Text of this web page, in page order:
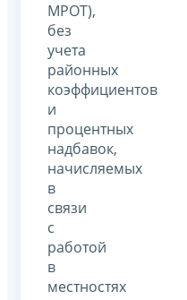
МРОТ),
без
учета
районных
коэффициентов
и
процентных
надбавок,
начисляемых
в
связи
с
работой
в
местностях